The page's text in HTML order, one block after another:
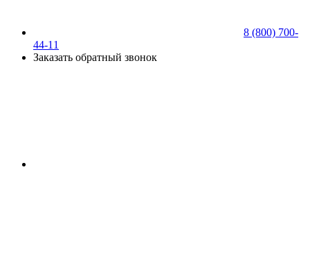
8 (800) 700-
44-11
Заказать обратный звонок